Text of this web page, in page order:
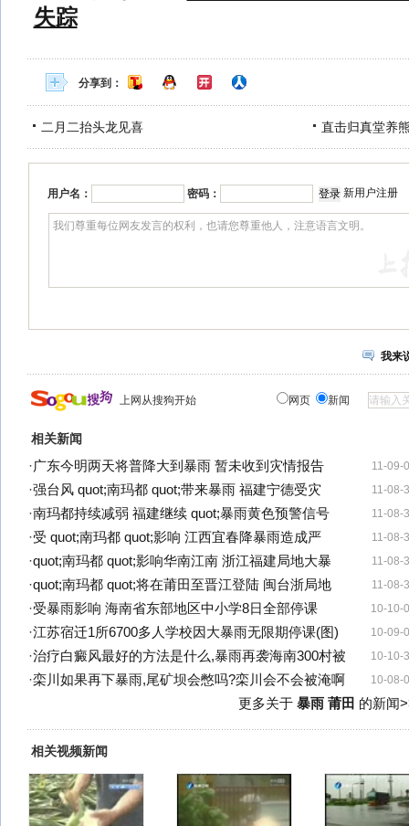
失踪
分享到：
二月二抬头龙见喜 直击归真堂养
用户名： 密码： 新用户注册
我来
上网从搜狗开始 网页 新闻
相关新闻
11-09-
·广东今明两天将普降大到暴雨 暂未收到灾情报告
11-08-
·强台风 quot;南玛都 quot;带来暴雨 福建宁德受灾
11-08-
·南玛都持续减弱 福建继续 quot;暴雨黄色预警信号
11-08-
·受 quot;南玛都 quot;影响 江西宜春降暴雨造成严
11-08-
·quot;南玛都 quot;影响华南江南 浙江福建局地大暴
11-08-
·quot;南玛都 quot;将在莆田至晋江登陆 闽台浙局地
10-10-
·受暴雨影响 海南省东部地区中小学8日全部停课
10-09-
·江苏宿迁1所6700多人学校因大暴雨无限期停课(图)
10-10-
·治疗白癜风最好的方法是什么,暴雨再袭海南300村被
10-08-
·栾川如果再下暴雨,尾矿坝会憋吗?栾川会不会被淹啊
更多关于 暴雨 莆田 的新闻
相关视频新闻